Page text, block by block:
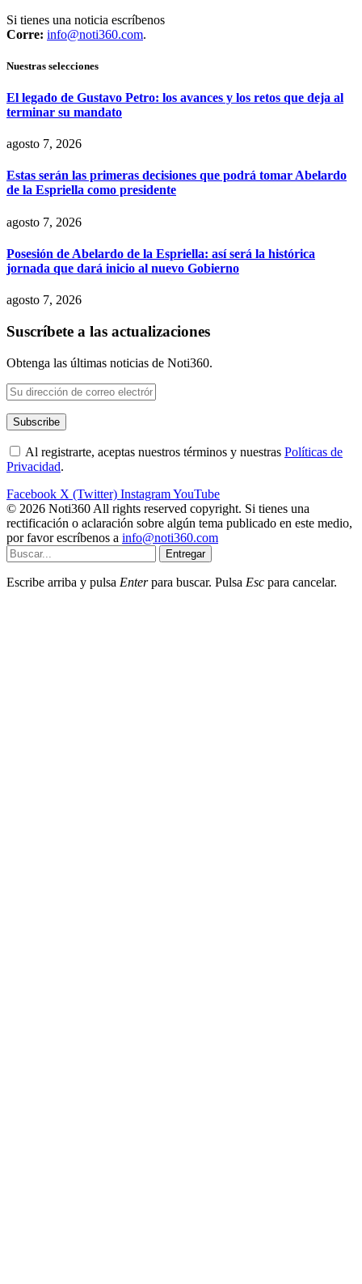
Si tienes una noticia escríbenos
Corre: info@noti360.com.
Nuestras selecciones
El legado de Gustavo Petro: los avances y los retos que deja al
terminar su mandato
agosto 7, 2026
Estas serán las primeras decisiones que podrá tomar Abelardo
de la Espriella como presidente
agosto 7, 2026
Posesión de Abelardo de la Espriella: así será la histórica
jornada que dará inicio al nuevo Gobierno
agosto 7, 2026
Suscríbete a las actualizaciones
Obtenga las últimas noticias de Noti360.
Al registrarte, aceptas nuestros términos y nuestras Políticas de
Privacidad.
Facebook X (Twitter) InstagramYouTube
© 2026 Noti360 All rights reserved copyright. Si tienes una
rectificación o aclaración sobre algún tema publicado en este medio,
por favor escríbenos a info@noti360.com
Entregar
Escribe arriba y pulsa Enterpara buscar. Pulsa Esc para cancelar.